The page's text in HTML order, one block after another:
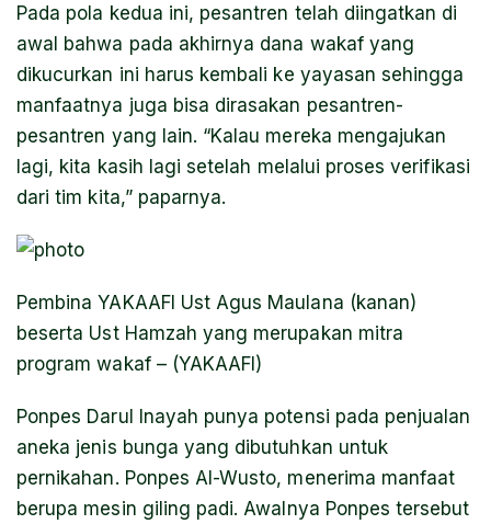
Pada pola kedua ini, pesantren telah diingatkan di
awal bahwa pada akhirnya dana wakaf yang
dikucurkan ini harus kembali ke yayasan sehingga
manfaatnya juga bisa dirasakan pesantren-
pesantren yang lain. “Kalau mereka mengajukan
lagi, kita kasih lagi setelah melalui proses verifikasi
dari tim kita,” paparnya.
Pembina YAKAAFI Ust Agus Maulana (kanan)
beserta Ust Hamzah yang merupakan mitra
program wakaf – (YAKAAFI)
Ponpes Darul Inayah punya potensi pada penjualan
aneka jenis bunga yang dibutuhkan untuk
pernikahan. Ponpes Al-Wusto, menerima manfaat
berupa mesin giling padi. Awalnya Ponpes tersebut